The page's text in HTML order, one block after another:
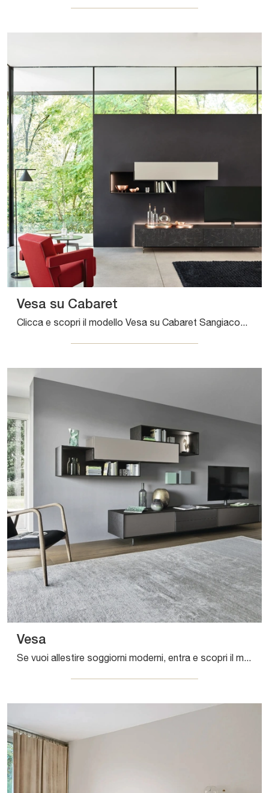
Vesa su Cabaret
Clicca e scopri il modello Vesa su Cabaret Sangiacomo: questo mobile per la TV in metallo è tra le più esclusive soluzioni per il living.
Vesa
Se vuoi allestire soggiorni moderni, entra e scopri il mobile porta tv Vesa del marchio Sangiacomo, realizzato in metallo